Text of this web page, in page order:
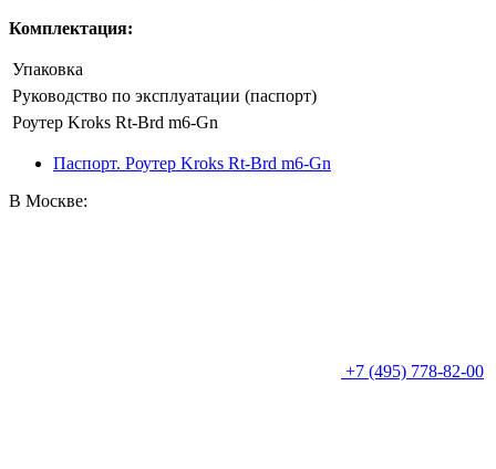
Комплектация:
Упаковка
Руководство по эксплуатации (паспорт)
Роутер Kroks Rt-Brd m6-Gn
Паспорт. Роутер Kroks Rt-Brd m6-Gn
В Москве:
+7 (495) 778-82-00